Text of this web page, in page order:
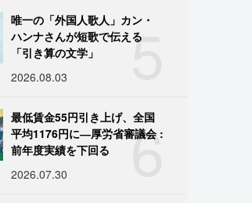
5
唯一の「外国人歌人」カン・
ハンナさんが短歌で伝える
「引き算の文学」
2026.08.03
6
最低賃金55円引き上げ、全国
平均1176円に―厚労省審議会 :
前年度実績を下回る
2026.07.30